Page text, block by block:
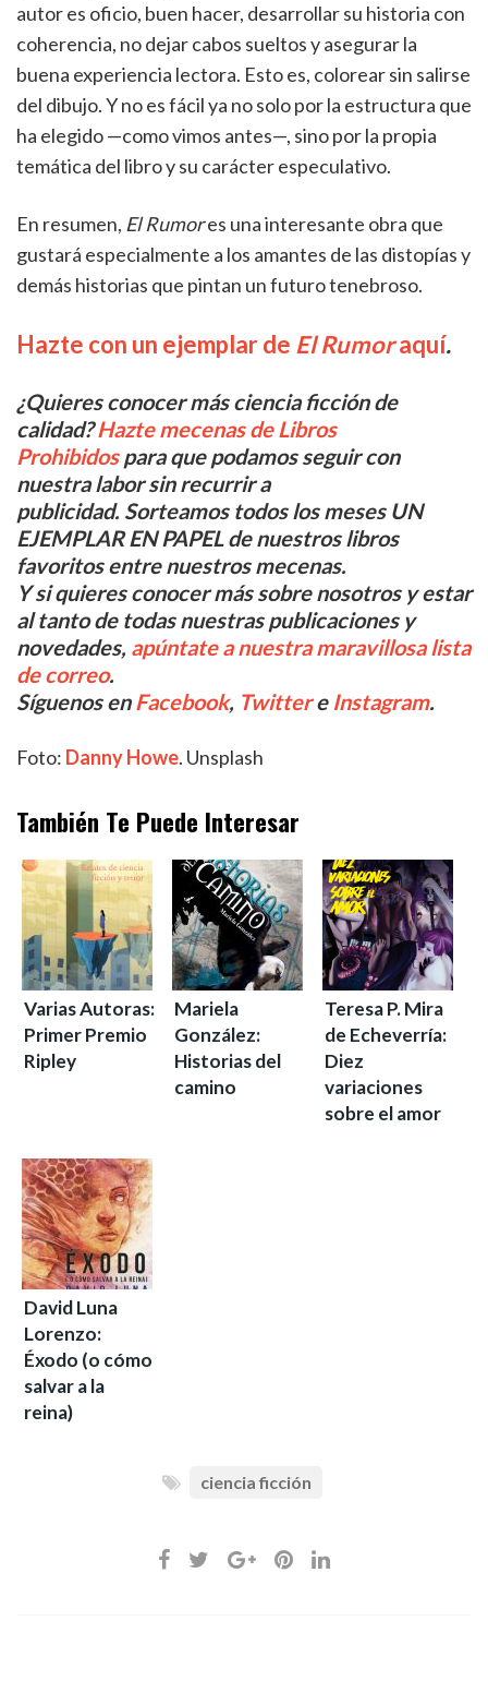
autor es oficio, buen hacer, desarrollar su historia con
coherencia, no dejar cabos sueltos y asegurar la
buena experiencia lectora. Esto es, colorear sin salirse
del dibujo. Y no es fácil ya no solo por la estructura que
ha elegido —como vimos antes—, sino por la propia
temática del libro y su carácter especulativo.
En resumen, El Rumores una interesante obra que
gustará especialmente a los amantes de las distopías y
demás historias que pintan un futuro tenebroso.
Hazte con un ejemplar de El Rumoraquí.
¿Quieres conocer más ciencia ficción de
calidad?Hazte mecenas de Libros
Prohibidospara que podamos seguir con
nuestra labor sin recurrir a
publicidad. Sorteamos todos los meses UN
EJEMPLAR EN PAPEL de nuestros libros
favoritos entre nuestros mecenas.
Y si quieres conocer más sobre nosotros y estar
al tanto de todas nuestras publicaciones y
novedades, apúntate a nuestra maravillosa lista
de correo.
Síguenos enFacebook, Twittere Instagram.
Foto: Danny Howe. Unsplash
También Te Puede Interesar
Varias Autoras:
Primer Premio
Ripley
Mariela
González:
Historias del
camino
Teresa P. Mira
de Echeverría:
Diez
variaciones
sobre el amor
David Luna
Lorenzo:
Éxodo (o cómo
salvar a la
reina)
ciencia ficción